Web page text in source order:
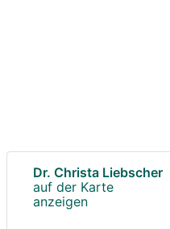
Dr. Christa Liebscher
auf der Karte
anzeigen